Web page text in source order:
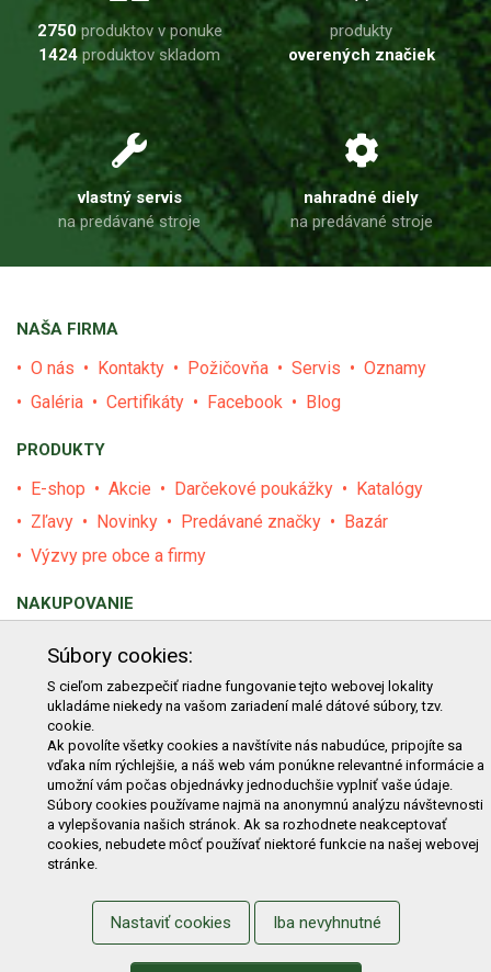
2750produktov v ponuke
1424produktov skladom
produkty
overených značiek
vlastný servis
na predávané stroje
nahradné diely
na predávané stroje
NAŠA FIRMA
O nás Kontakty Požičovňa Servis
Oznamy
Galéria
Certifikáty Facebook Blog
PRODUKTY
E-shop Akcie Darčekové poukážky
Katalógy
Zľavy
Novinky Predávané značky
Bazár
Výzvy pre obce a firmy
NAKUPOVANIE
Obchodné podmienky
Reklamačný poriadok
Reklamačný protokol
Odstúpenie od kúpy
Protokol na odstúpenie od kúpy
Alternatívne riešenie sporu
Ochrana osobných údajov
Používanie cookies
Nákup na splátky
ZÁKAZNÍK
Prihlásenie
Zmena hesla
Prihlasiť sa na odber noviniek
Nastavenie cookies
Podmienky zadávania hodnotení
Odstúpenie od zmluvy online
Súbory cookies:
S cieľom zabezpečiť riadne fungovanie tejto webovej lokality
ukladáme niekedy na vašom zariadení malé dátové súbory, tzv.
cookie.
Ak povolíte všetky cookies a navštívite nás nabudúce, pripojíte sa
vďaka ním rýchlejšie, a náš web vám ponúkne relevantné informácie a
umožní vám počas objednávky jednoduchšie vyplniť vaše údaje.
Súbory cookies používame najmä na anonymnú analýzu návštevnosti
a vylepšovania našich stránok. Ak sa rozhodnete neakceptovať
cookies, nebudete môcť používať niektoré funkcie na našej webovej
stránke.
Nastaviť cookies Iba nevyhnutné